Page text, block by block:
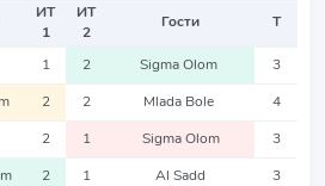
ИТ
1
ИТ
2
Гости Т
1 2 Sigma Olom 3
2 2 Mlada Bole 4
2 1 Sigma Olom 3
2 1 Al Sadd 3